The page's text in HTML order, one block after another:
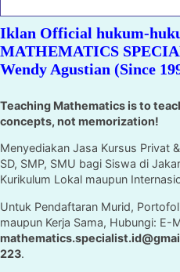
Iklan Official hukum-
MATHEMATICS
Wendy Agustian (Since
Teaching Mathematics is to
concepts, not memorization!
Menyediakan Jasa Kursus Privat
SD, SMP, SMU bagi Siswa di
Kurikulum Lokal maupun
Untuk Pendaftaran Murid,
maupun Kerja Sama, Hubungi: E-
223.